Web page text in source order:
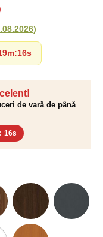
de vară de până
: 15s
)
:15s